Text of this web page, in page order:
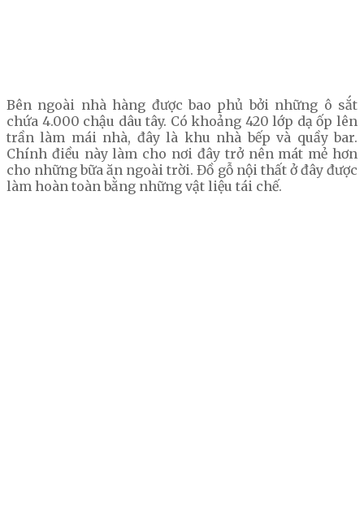
Bên ngoài nhà hàng được bao phủ bởi những ô sắt
chứa 4.000 chậu dâu tây. Có khoảng 420 lớp dạ ốp lên
trần làm mái nhà, đây là khu nhà bếp và quầy bar.
Chính điều này làm cho nơi đây trở nên mát mẻ hơn
cho những bữa ăn ngoài trời. Đồ gỗ nội thất ở đây được
làm hoàn toàn bằng những vật liệu tái chế.